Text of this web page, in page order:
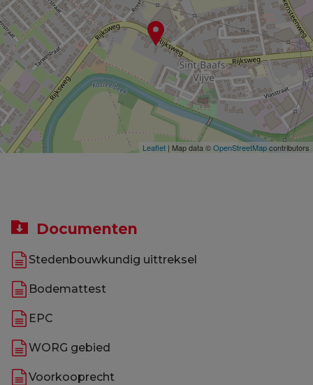
Leaflet | Map data ©OpenStreetMapcontributors
Documenten
Stedenbouwkundig uittreksel
Bodemattest
EPC
WORG gebied
Voorkooprecht